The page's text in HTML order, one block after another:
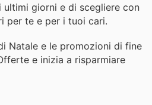
ultimi giorni e di scegliere con
per te e per i tuoi cari.
Natale e le promozioni di fine
e inizia a risparmiare